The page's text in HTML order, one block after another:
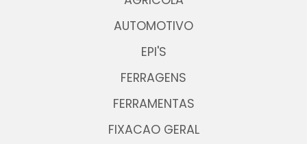
AUTOMOTIVO
EPI'S
FERRAGENS
FERRAMENTAS
FIXACAO GERAL